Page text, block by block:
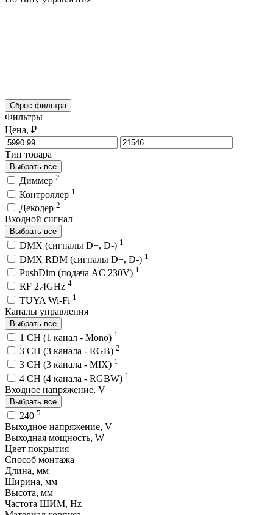
Сброс фильтра
Фильтры
Цена, ₽
Тип товара
Выбрать все
Диммер 2
Контроллер 1
Декодер 2
Входной сигнал
Выбрать все
DMX (сигналы D+, D-) 1
DMX RDM (сигналы D+, D-) 1
PushDim (подача AC 230V) 1
RF 2.4GHz 4
TUYA Wi-Fi 1
Каналы управления
Выбрать все
1 CH (1 канал - Mono) 1
3 CH (3 канала - RGB) 2
3 CH (3 канала - MIX) 1
4 CH (4 канала - RGBW) 1
Входное напряжение, V
Выбрать все
240 5
Выходное напряжение, V
Выходная мощность, W
Цвет покрытия
Способ монтажа
Длина, мм
Ширина, мм
Высота, мм
Частота ШИМ, Hz